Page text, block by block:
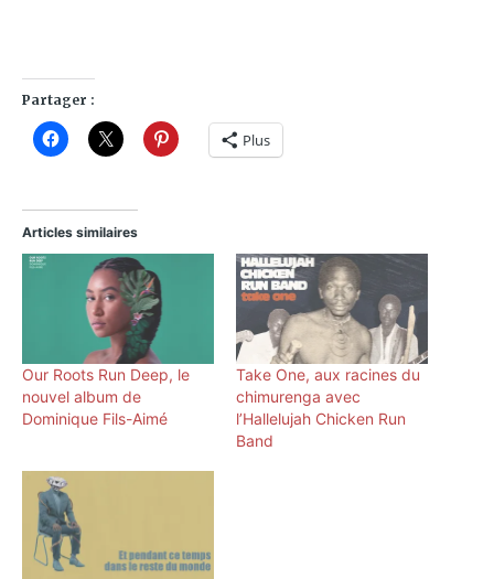
Partager :
Plus
Articles similaires
Our Roots Run Deep, le
nouvel album de
Dominique Fils-Aimé
Take One, aux racines du
chimurenga avec
l’Hallelujah Chicken Run
Band